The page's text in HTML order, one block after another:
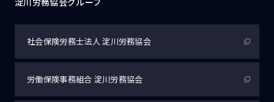
社会保険労務士法人淀川労務協会
労働保険事務組合 淀川労務協会